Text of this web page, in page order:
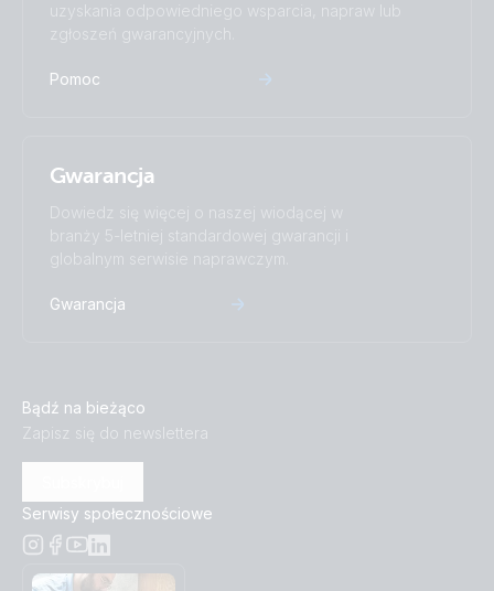
uzyskania odpowiedniego wsparcia, napraw lub
zgłoszeń gwarancyjnych.
Pomoc
Gwarancja
Dowiedz się więcej o naszej wiodącej w
branży 5-letniej standardowej gwarancji i
globalnym serwisie naprawczym.
Gwarancja
Bądź na bieżąco
Zapisz się do newslettera
Serwisy społecznościowe